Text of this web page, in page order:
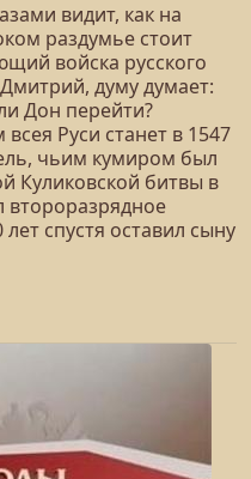
видит, как на
раздумье стоит
войска русского
думу думает:
Дон перейти?
Руси станет в 1547
чьим кумиром был
Куликовской битвы в
второразрядное
спустя оставил сыну